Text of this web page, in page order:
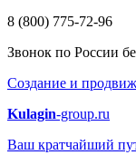
8 (800) 775-72-96
Звонок по России
Создание и
Kulagin-group.ru
Ваш кратчайший